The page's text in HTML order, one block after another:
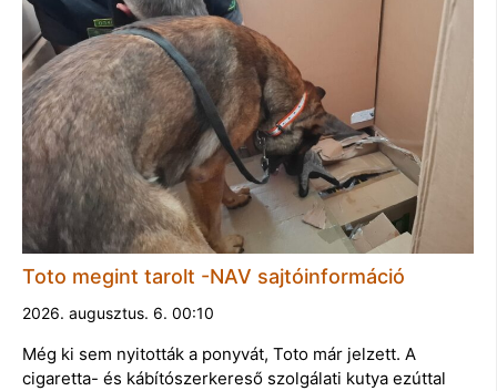
Toto megint tarolt -NAV sajtóinformáció
2026. augusztus. 6. 00:10
Még ki sem nyitották a ponyvát, Toto már jelzett. A
cigaretta- és kábítószerkereső szolgálati kutya ezúttal